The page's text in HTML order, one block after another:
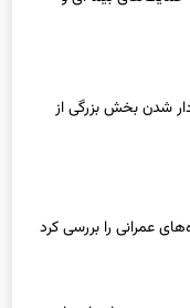
بیمه‌ای و
شدن بخش بزرگی از
عمرانی را بررسی کرد